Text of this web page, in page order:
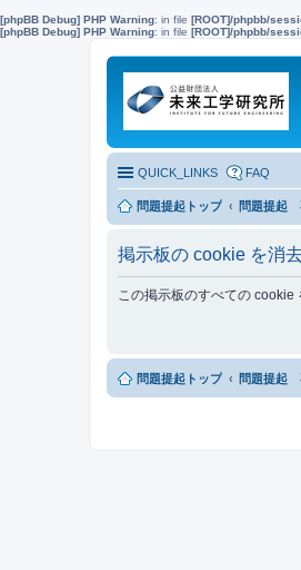
[phpBB Debug] PHP Warning: in file [ROOT]/phpbb/
[phpBB Debug] PHP Warning: in file [ROOT]/phpbb/
QUICK_LINKS FAQ
問題提起トップ 問題提起
掲示板の cookie を消
この掲示板のすべての cookie
問題提起トップ 問題提起